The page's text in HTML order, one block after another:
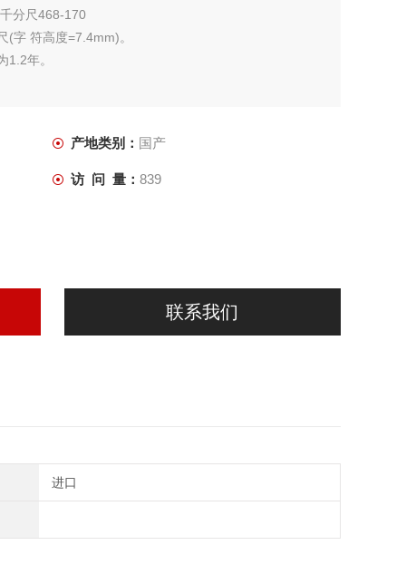
分尺468-170
(字 符高度=7.4mm)。
1.2年。
产地类别： 国产
访 问 量： 839
联系我们
进口